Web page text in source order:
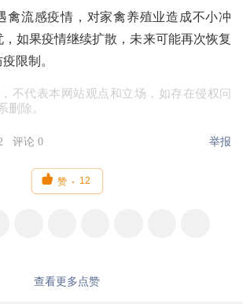
禽流感疫情，对家禽养殖业造成不小冲
如果疫情继续扩散，未来可能再次恢复
限制。
不代表本网站观点和立场，如存在侵权问
删除。
评论 0 举报
 赞 12
查看更多点赞